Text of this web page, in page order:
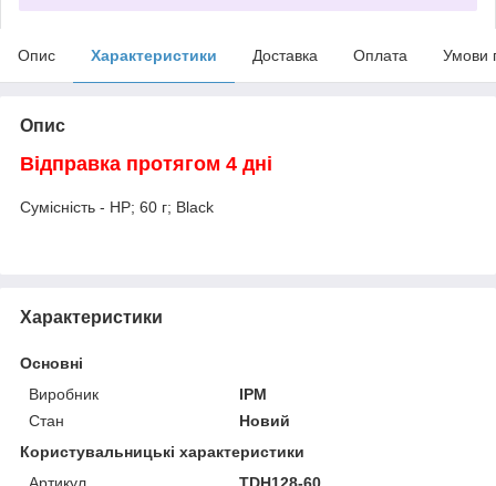
Опис Характеристики Доставка Оплата Умови
Опис
Відправка протягом 4 дні
Сумісність - HP; 60 г; Black
Характеристики
Основні
Виробник
IPM
Стан
Новий
Користувальницькі характеристики
Артикул
TDH128-60